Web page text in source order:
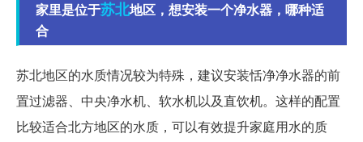
家里是位于苏北地区，想安装一个净水器，哪种适
合
苏北地区的水质情况较为特殊，建议安装恬净净水器的前
置过滤器、中央净水机、软水机以及直饮机。这样的配置
比较适合北方地区的水质，可以有效提升家庭用水的质